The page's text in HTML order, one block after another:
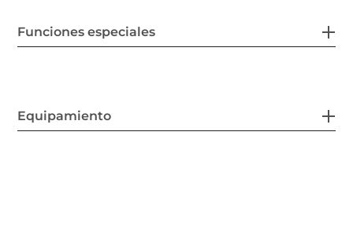
Funciones especiales
Equipamiento